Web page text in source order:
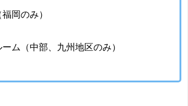
岡のみ）
ム（中部、九州地区のみ）